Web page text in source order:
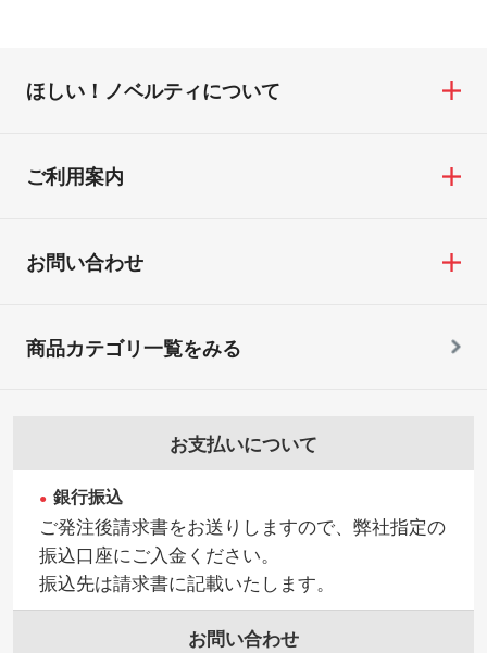
ほしい！ノベルティについて
ご利用案内
お問い合わせ
お支払いについて
銀行振込
ご発注後請求書をお送りしますので、弊社指定の
振込口座にご入金ください。
振込先は請求書に記載いたします。
お問い合わせ
商品カテゴリ一覧をみる